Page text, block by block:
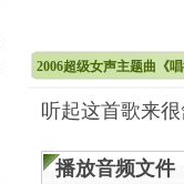
2006超级女声主题曲《
听起这首歌来
播放音频文件